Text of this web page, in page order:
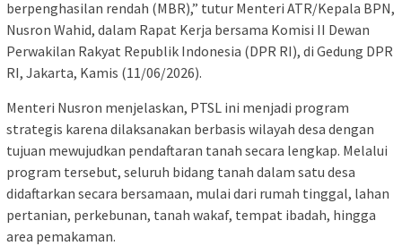
berpenghasilan rendah (MBR),” tutur Menteri ATR/Kepala BPN,
Nusron Wahid, dalam Rapat Kerja bersama Komisi II Dewan
Perwakilan Rakyat Republik Indonesia (DPR RI), di Gedung DPR
RI, Jakarta, Kamis (11/06/2026).
Menteri Nusron menjelaskan, PTSL ini menjadi program
strategis karena dilaksanakan berbasis wilayah desa dengan
tujuan mewujudkan pendaftaran tanah secara lengkap. Melalui
program tersebut, seluruh bidang tanah dalam satu desa
didaftarkan secara bersamaan, mulai dari rumah tinggal, lahan
pertanian, perkebunan, tanah wakaf, tempat ibadah, hingga
area pemakaman.